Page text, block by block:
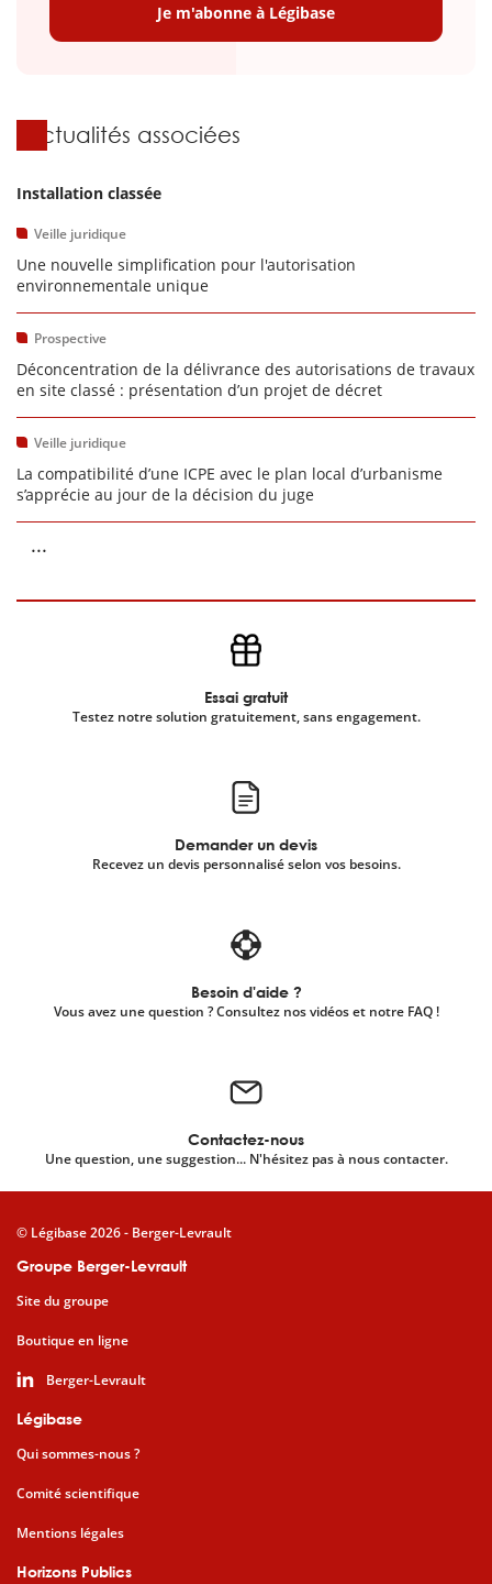
Je m'abonne à Légibase
Actualités associées
Installation classée
Veille juridique
Une nouvelle simplification pour l'autorisation
environnementale unique
Prospective
Déconcentration de la délivrance des autorisations de travaux
en site classé : présentation d’un projet de décret
Veille juridique
La compatibilité d’une ICPE avec le plan local d’urbanisme
s’apprécie au jour de la décision du juge
...
Essai gratuit
Testez notre solution gratuitement, sans engagement.
Demander un devis
Recevez un devis personnalisé selon vos besoins.
Besoin d'aide ?
Vous avez une question ? Consultez nos vidéos et notre FAQ !
Contactez-nous
Une question, une suggestion... N'hésitez pas à nous contacter.
Groupe Berger-Levrault
Site du groupe
Boutique en ligne
Berger-Levrault
Légibase
Qui sommes-nous ?
Comité scientifique
Mentions légales
Horizons Publics
© Légibase 2026 - Berger-Levrault